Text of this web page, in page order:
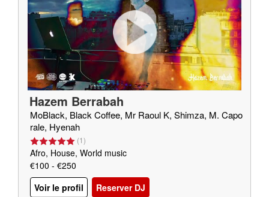
Hazem Berrabah
MoBlack, Black Coffee, Mr Raoul K, Shimza, M. Capo
rale, Hyenah
(1)
Afro, House, World music
€100 - €250
Voir le profil
Reserver DJ